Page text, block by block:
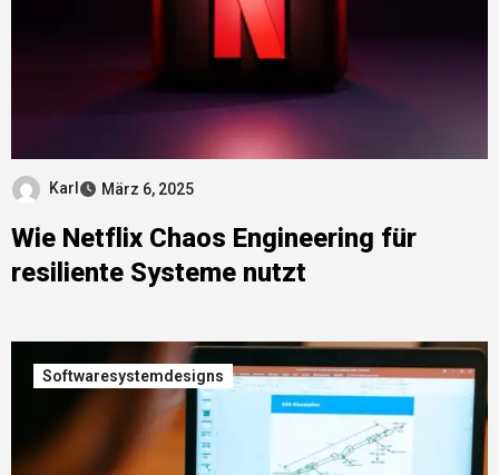
Karl März 6, 2025
Wie Netflix Chaos Engineering für
resiliente Systeme nutzt
Softwaresystemdesigns